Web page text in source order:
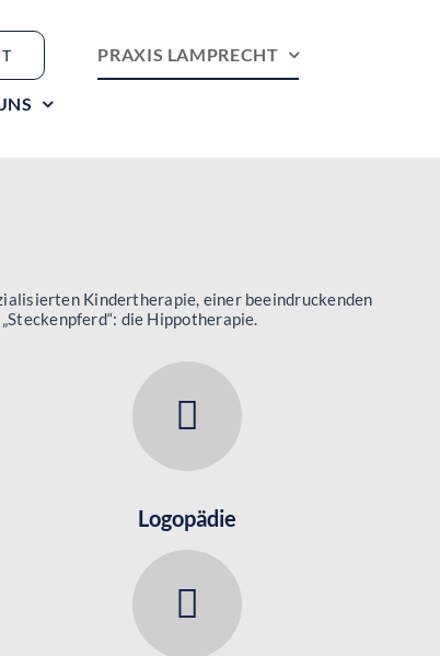
PRAXIS LAMPRECHT
Kindertherapie, einer beeindruckenden
die Hippotherapie.
Logopädie